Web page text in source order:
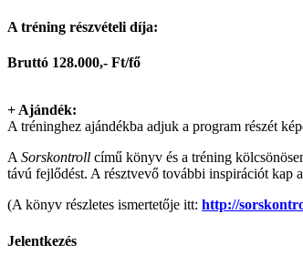
A tréning részvételi díja:
Bruttó 128.000,- Ft/fő
+ Ajándék:
A tréninghez ajándékba adjuk a program részét
ASorskontroll című könyv és a tréning
távú fejlődést. A résztvevő további inspirációt kap
(A könyv részletes ismertetője itt: http://
Jelentkezés